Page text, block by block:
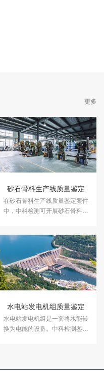
更多
砂石骨料生产线质量鉴定
在砂石骨料生产线质量鉴定案件
中，中科检测可开展砂石骨料生
水电站发电机组质量鉴定
水电站发电机组是一套将水能转
换为电能的设备。中科检测鉴定
出准确鉴定。